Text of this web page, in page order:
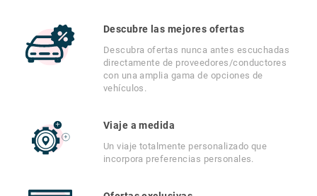
Descubre las mejores ofertas
Descubra ofertas nunca antes escuchadas
directamente de proveedores/conductores
con una amplia gama de opciones de
vehículos.
Viaje a medida
Un viaje totalmente personalizado que
incorpora preferencias personales.